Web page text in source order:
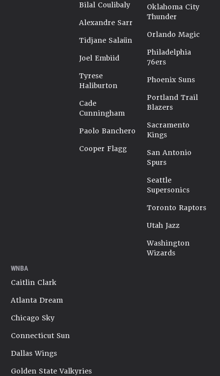
Bilal Coulibaly
Alexandre Sarr
Tidjane Salaün
Joel Embiid
Tyrese
Haliburton
Cade
Cunningham
Paolo Banchero
Cooper Flagg
Oklahoma City
Thunder
Orlando Magic
Philadelphia
76ers
Phoenix Suns
Portland Trail
Blazers
Sacramento
Kings
San Antonio
Spurs
Seattle
Supersonics
Toronto Raptors
Utah Jazz
Washington
Wizards
WNBA
Caitlin Clark
Atlanta Dream
Chicago Sky
Connecticut Sun
Dallas Wings
Golden State Valkyries